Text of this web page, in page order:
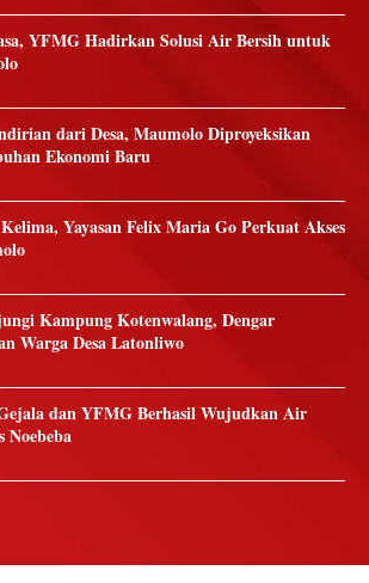
YFMG Hadirkan Solusi Air Bersih untuk
dari Desa, Maumolo Diproyeksikan
Ekonomi Baru
Yayasan Felix Maria Go Perkuat Akses
Kampung Kotenwalang, Dengar
Warga Desa Latonliwo
dan YFMG Berhasil Wujudkan Air
Noebeba